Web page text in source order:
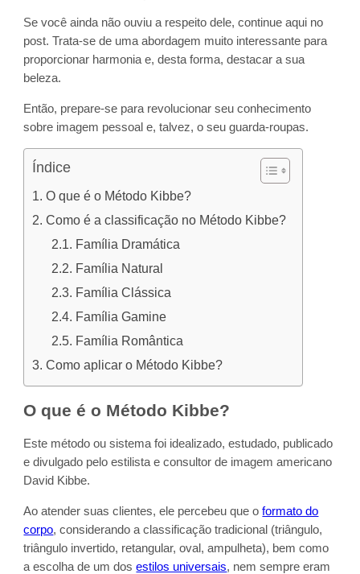
Se você ainda não ouviu a respeito dele, continue aqui no
post. Trata-se de uma abordagem muito interessante para
proporcionar harmonia e, desta forma, destacar a sua
beleza.
Então, prepare-se para revolucionar seu conhecimento
sobre imagem pessoal e, talvez, o seu guarda-roupas.
Índice
O que é o Método Kibbe?
Como é a classificação no Método Kibbe?
Família Dramática
Família Natural
Família Clássica
Família Gamine
Família Romântica
Como aplicar o Método Kibbe?
O que é o Método Kibbe?
Este método ou sistema foi idealizado, estudado, publicado
e divulgado pelo estilista e consultor de imagem americano
David Kibbe.
Ao atender suas clientes, ele percebeu que oformato do
corpo, considerando a classificação tradicional (triângulo,
triângulo invertido, retangular, oval, ampulheta), bem como
a escolha de um dosestilos universais, nem sempre eram